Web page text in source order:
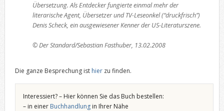
Übersetzung. Als Entdecker fungierte einmal mehr der
literarische Agent, Übersetzer und TV-Leseonkel (“druckfrisch”)
Denis Scheck, ein ausgewiesener Kenner der US-Literaturszene.
© Der Standard/Sebastian Fasthuber, 13.02.2008
Die ganze Besprechung ist hierzu finden.
Interessiert? – Hier können Sie das Buch bestellen:
– in einer Buchhandlungin Ihrer Nähe